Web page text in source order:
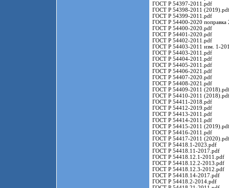
ГОСТ Р 54397-2011.pdf
ГОСТ Р 54398-2011
ГОСТ Р 54399-2011.pdf
ГОСТ Р 54400-2020 поправка
ГОСТ Р 54400-2020.pdf
ГОСТ Р 54401-2020.pdf
ГОСТ Р 54402-2011.pdf
ГОСТ Р 54403-2011 изм. 1-
ГОСТ Р 54403-2011.pdf
ГОСТ Р 54404-2011.pdf
ГОСТ Р 54405-2011.pdf
ГОСТ Р 54406-2021.pdf
ГОСТ Р 54407-2020.pdf
ГОСТ Р 54408-2021.pdf
ГОСТ Р 54409-2011
ГОСТ Р 54410-2011
ГОСТ Р 54411-2018.pdf
ГОСТ Р 54412-2019.pdf
ГОСТ Р 54413-2011.pdf
ГОСТ Р 54414-2011.pdf
ГОСТ Р 54415-2011
ГОСТ Р 54416-2011.pdf
ГОСТ Р 54417-2011
ГОСТ Р 54418.1-2023.pdf
ГОСТ Р 54418.11-2017.pdf
ГОСТ Р 54418.12.1-2011.pdf
ГОСТ Р 54418.12.2-2013.pdf
ГОСТ Р 54418.12.3-2012.pdf
ГОСТ Р 54418.14-2017.pdf
ГОСТ Р 54418.2-2014.pdf